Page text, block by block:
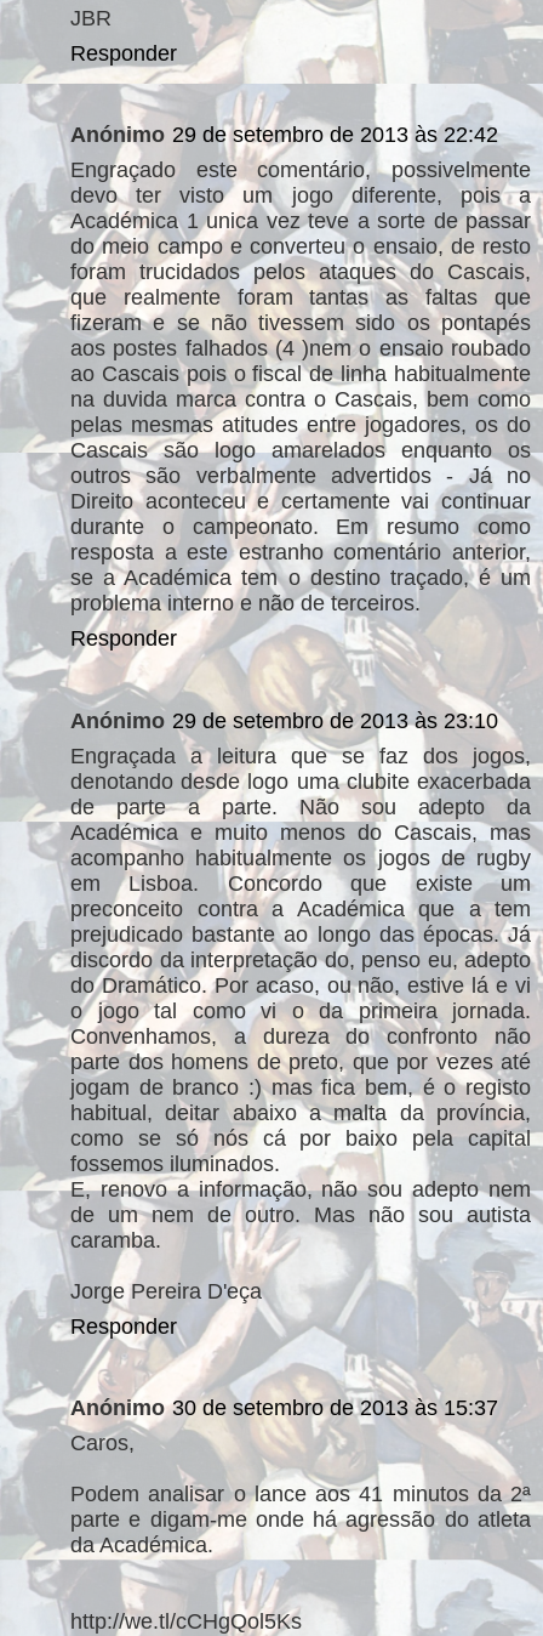
JBR
Responder
Anónimo 29 de setembro de 2013 às 22:42
Engraçado este comentário, possivelmente
devo ter visto um jogo diferente, pois a
Académica 1 unica vez teve a sorte de passar
do meio campo e converteu o ensaio, de resto
foram trucidados pelos ataques do Cascais,
que realmente foram tantas as faltas que
fizeram e se não tivessem sido os pontapés
aos postes falhados (4 )nem o ensaio roubado
ao Cascais pois o fiscal de linha habitualmente
na duvida marca contra o Cascais, bem como
pelas mesmas atitudes entre jogadores, os do
Cascais são logo amarelados enquanto os
outros são verbalmente advertidos - Já no
Direito aconteceu e certamente vai continuar
durante o campeonato. Em resumo como
resposta a este estranho comentário anterior,
se a Académica tem o destino traçado, é um
problema interno e não de terceiros.
Responder
Anónimo 29 de setembro de 2013 às 23:10
Engraçada a leitura que se faz dos jogos,
denotando desde logo uma clubite exacerbada
de parte a parte. Não sou adepto da
Académica e muito menos do Cascais, mas
acompanho habitualmente os jogos de rugby
em Lisboa. Concordo que existe um
preconceito contra a Académica que a tem
prejudicado bastante ao longo das épocas. Já
discordo da interpretação do, penso eu, adepto
do Dramático. Por acaso, ou não, estive lá e vi
o jogo tal como vi o da primeira jornada.
Convenhamos, a dureza do confronto não
parte dos homens de preto, que por vezes até
jogam de branco :) mas fica bem, é o registo
habitual, deitar abaixo a malta da província,
como se só nós cá por baixo pela capital
fossemos iluminados.
E, renovo a informação, não sou adepto nem
de um nem de outro. Mas não sou autista
caramba.
Jorge Pereira D'eça
Responder
Anónimo 30 de setembro de 2013 às 15:37
Caros,
Podem analisar o lance aos 41 minutos da 2ª
parte e digam-me onde há agressão do atleta
da Académica.
http://we.tl/cCHgQol5Ks